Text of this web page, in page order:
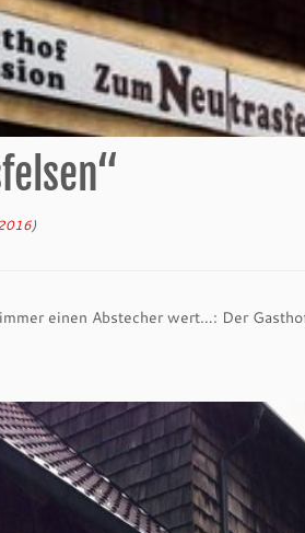
)
einen Abstecher wert…: Der